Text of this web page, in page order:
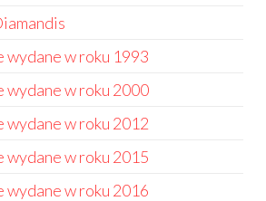
wydane w roku 1993
wydane w roku 2000
wydane w roku 2012
wydane w roku 2015
wydane w roku 2016